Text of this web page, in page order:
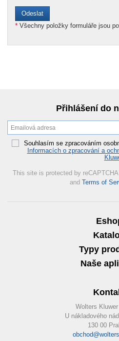
* Všechny položky formuláře jsou
Přihlášení do
Souhlasím se zpracováním
Informacích o zpracování a
This site is protected by
and Terms of
Typy
Naše
Wolters Kluwer
U nákladového
130 00